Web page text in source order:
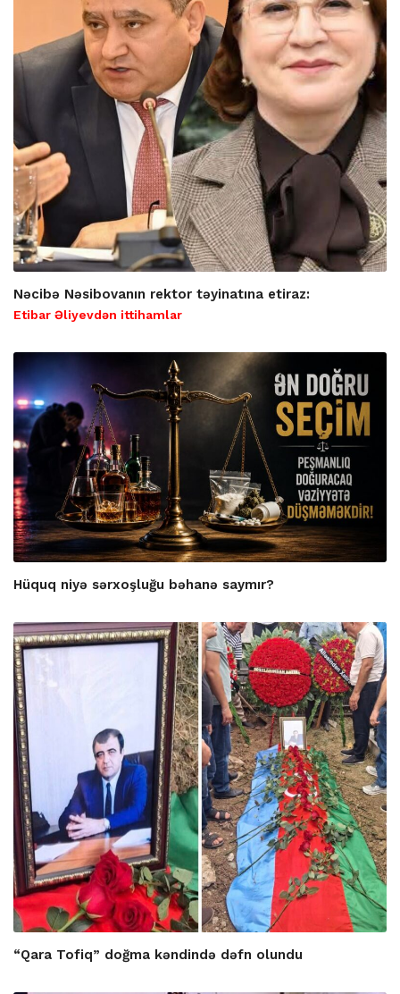
Nəcibə Nəsibovanın rektor təyinatına etiraz:
Etibar Əliyevdən ittihamlar
Hüquq niyə sərxoşluğu bəhanə saymır?
“Qara Tofiq” doğma kəndində dəfn olundu